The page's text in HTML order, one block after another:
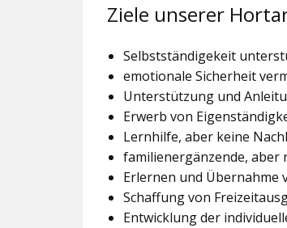
Ziele unserer
Selbstständigekeit
emotionale Sicherheit
Unterstützung und
Erwerb von
Lernhilfe, aber keine
familienergänzende, aber
Erlernen und Übernahme
Schaffung von
Entwicklung der